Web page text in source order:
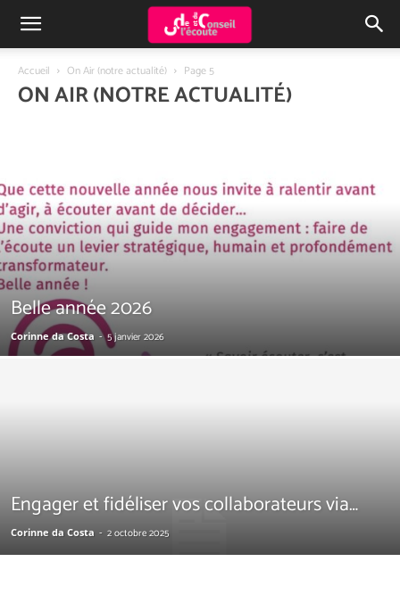
Accueil On Air (notre actualité) Page 5
ON AIR (NOTRE ACTUALITÉ)
Belle année 2026
Corinne da Costa - 5 janvier 2026
Engager et fidéliser vos collaborateurs via…
Corinne da Costa - 2 octobre 2025